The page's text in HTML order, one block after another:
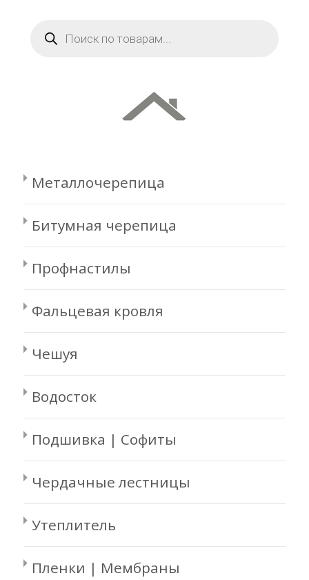
товаров
Металлочерепица
Битумная черепица
Профнастилы
Фальцевая кровля
Чешуя
Водосток
Подшивка | Софиты
Чердачные лестницы
Утеплитель
Пленки | Мембраны